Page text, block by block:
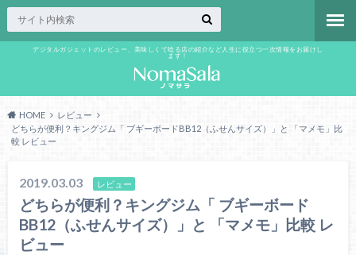
デジタルガジェットのレビュー、美味しくて唸る店の紹介など人生に役立つ一次情報をお届けし
ます！
HOME
レビュー
どちらが便利？キングジム「 ブギーボードBB12（ふせんサイズ）」と 「マメモ」比
較 レビュー
2019.03.03 レビュー
どちらが便利？キングジム「 ブギーボード
BB12（ふせんサイズ）」と 「マメモ」比較 レ
ビュー